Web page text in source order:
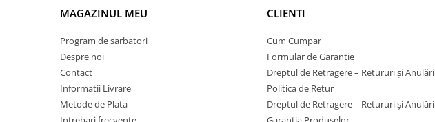
Statii de incarcare vehicule
UPS Centrale Termice
Stabilizatoare Tensiune
MAGAZINUL MEU
Program de sarbatori
Despre noi
Contact
Informatii Livrare
Metode de Plata
CLIENTI
Cum Cumpar
Formular de Garantie
Dreptul de Retragere – Retururi și Anulări
Politica de Retur
Dreptul de Retragere – Retururi și Anulări